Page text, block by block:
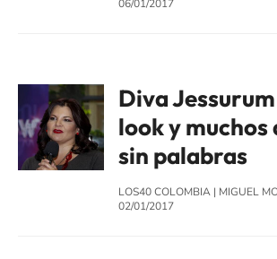
06/01/2017
Diva
look y muchos
sin palabras
LOS40 COLOMBIA | MIGUEL
02/01/2017